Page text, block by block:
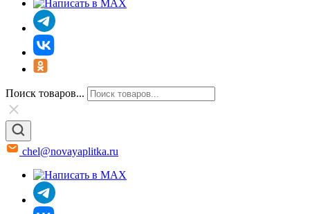
Поиск товаров...
chel@novayaplitka.ru